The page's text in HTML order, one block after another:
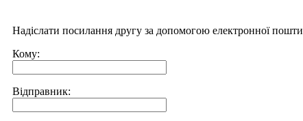
Надіслати посилання другу за допомогою електронної пошти
Кому:
Відправник: